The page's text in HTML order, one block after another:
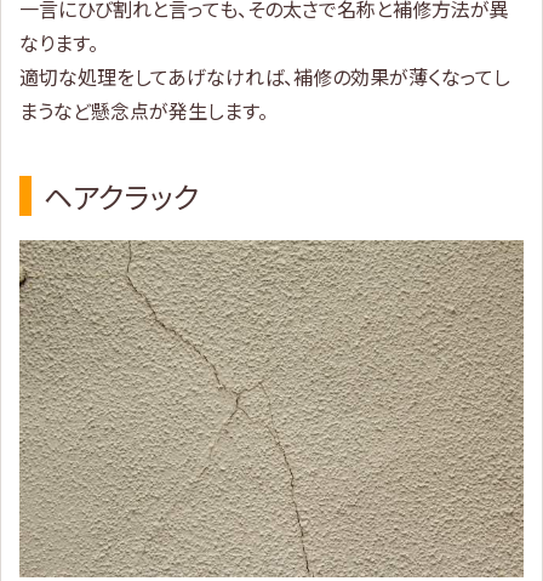
一言にひび割れと言っても、その太さで名称と補修方法が異
なります。
適切な処理をしてあげなければ、補修の効果が薄くなってし
まうなど懸念点が発生します。
ヘアクラック